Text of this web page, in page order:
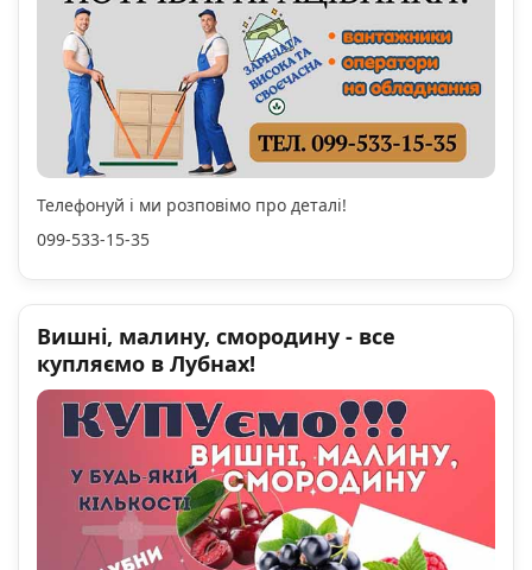
Телефонуй і ми розповімо про деталі!
099-533-15-35
Вишні, малину, смородину - все
купляємо в Лубнах!